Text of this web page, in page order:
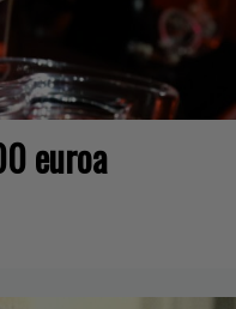
euroa